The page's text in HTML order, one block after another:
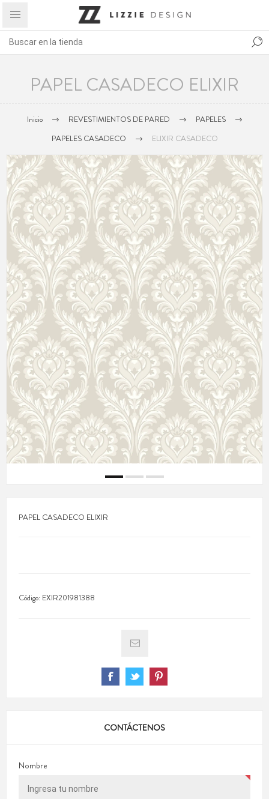
PAPEL CASADECO ELIXIR
Inicio REVESTIMIENTOS DE PARED
PAPELES
PAPELES CASADECO
ELIXIR CASADECO
PAPEL CASADECO ELIXIR
Código: EXIR201981388
CONTÁCTENOS
Nombre